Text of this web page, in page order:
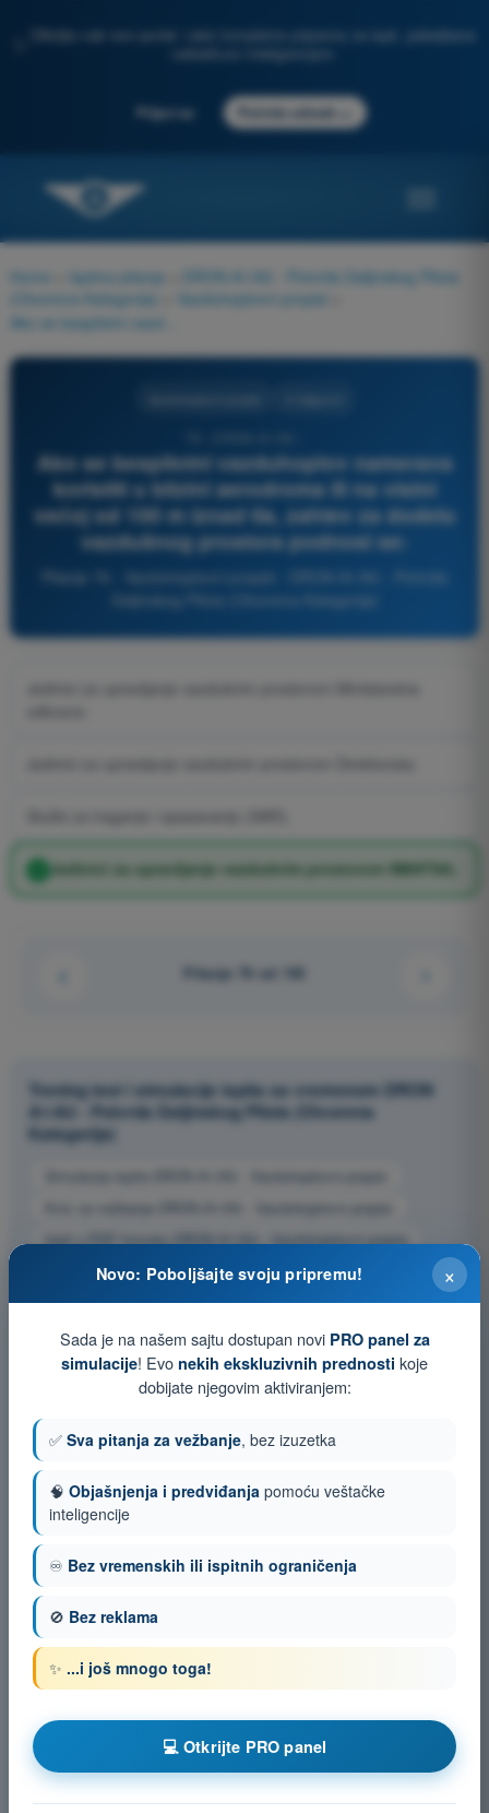
Otkrijte naš novi portal: vaša kompletna priprema za ispit, poboljšana
Prijavi se Počnite odmah
Home Ispitna pitanja
DRON A1/A3 - Potvrda Daljinskog Pilota
(Otvorena Kategorija)
Vazduhoplovni propisi
Ako se bespilotni vazduhoplov namerava
koristiti u blizini aerodroma ili na visini
većoj od 100 m iznad tla, zahtev za dodelu
vazdušnog prostora podnosi se:
Jedinici za upravljanje vazdušnim prostorom SMATSA;
Pitanje 76 od 140
Trening test i simulacije ispita sa vremenom DRON
A1/A3 - Potvrda Daljinskog Pilota (Otvorena
Kategorija)
Simulacija ispita DRON A1/A3 - Vazduhoplovni propisi
Kviz za vežbanje DRON A1/A3 - Vazduhoplovni propisi
Ispit u PDF formatu DRON A1/A3 - Vazduhoplovni propisi
×
Novo: Poboljšajte svoju pripremu!
Sada je na našem sajtu dostupan novi PRO panel za
simulacije! Evo nekih ekskluzivnih prednosti koje
dobijate njegovim aktiviranjem:
✅ Sva pitanja za vežbanje, bez izuzetka
🧠 Objašnjenja i predviđanja pomoću veštačke
inteligencije
♾️ Bez vremenskih ili ispitnih ograničenja
🚫 Bez reklama
✨ ...i još mnogo toga!
💻 Otkrijte PRO panel